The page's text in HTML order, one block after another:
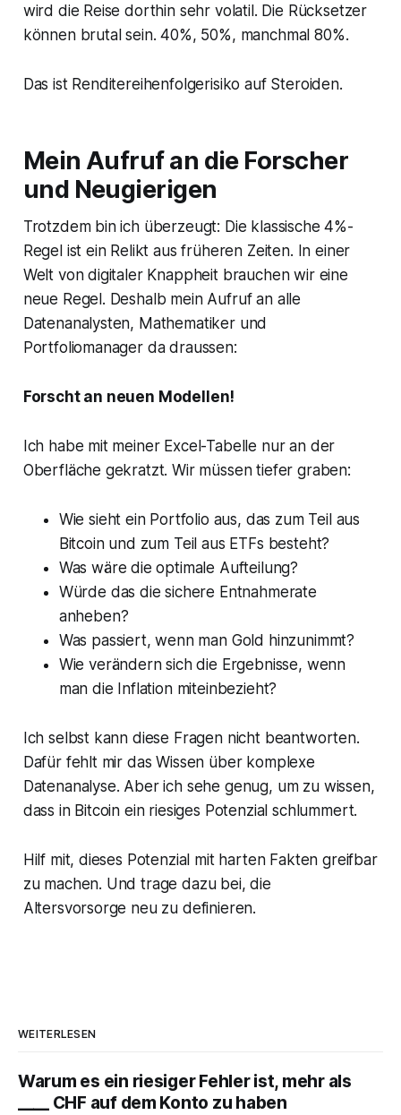
wird die Reise dorthin sehr volatil. Die Rücksetzer
können brutal sein. 40%, 50%, manchmal 80%.
Das ist Renditereihenfolgerisiko auf Steroiden.
Mein Aufruf an die Forscher
und Neugierigen
Trotzdem bin ich überzeugt: Die klassische 4%-
Regel ist ein Relikt aus früheren Zeiten. In einer
Welt von digitaler Knappheit brauchen wir eine
neue Regel. Deshalb mein Aufruf an alle
Datenanalysten, Mathematiker und
Portfoliomanager da draussen:
Forscht an neuen Modellen!
Ich habe mit meiner Excel-Tabelle nur an der
Oberfläche gekratzt. Wir müssen tiefer graben:
Wie sieht ein Portfolio aus, das zum Teil aus
Bitcoin und zum Teil aus ETFs besteht?
Was wäre die optimale Aufteilung?
Würde das die sichere Entnahmerate
anheben?
Was passiert, wenn man Gold hinzunimmt?
Wie verändern sich die Ergebnisse, wenn
man die Inflation miteinbezieht?
Ich selbst kann diese Fragen nicht beantworten.
Dafür fehlt mir das Wissen über komplexe
Datenanalyse. Aber ich sehe genug, um zu wissen,
dass in Bitcoin ein riesiges Potenzial schlummert.
Hilf mit, dieses Potenzial mit harten Fakten greifbar
zu machen. Und trage dazu bei, die
Altersvorsorge neu zu definieren.
WEITERLESEN
Warum es ein riesiger Fehler ist, mehr als
____ CHF auf dem Konto zu haben